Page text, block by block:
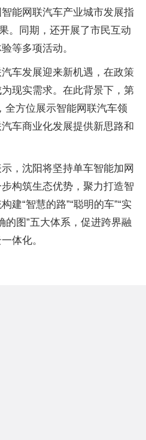
能网联汽车产业城市发展指
。同期，还开展了市民互动
等多项活动。
车发展迎来新机遇，在政策
现实需求。在此背景下，第
全方位展示智能网联汽车领
车商业化发展提供新思路和
，沈阳将坚持单车智能加网
构筑生态优势，聚力打造智
建“智慧的路”“聪明的车”“实
的图”五大体系，促进跨界融
体化。